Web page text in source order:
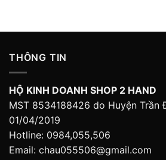
THÔNG TIN
HỘ KINH DOANH SHOP 2 HAND
MST 8534188426 do Huyện Trần
01/04/2019
Hotline: 0984,055,506
Email: chau055506@gmail.com